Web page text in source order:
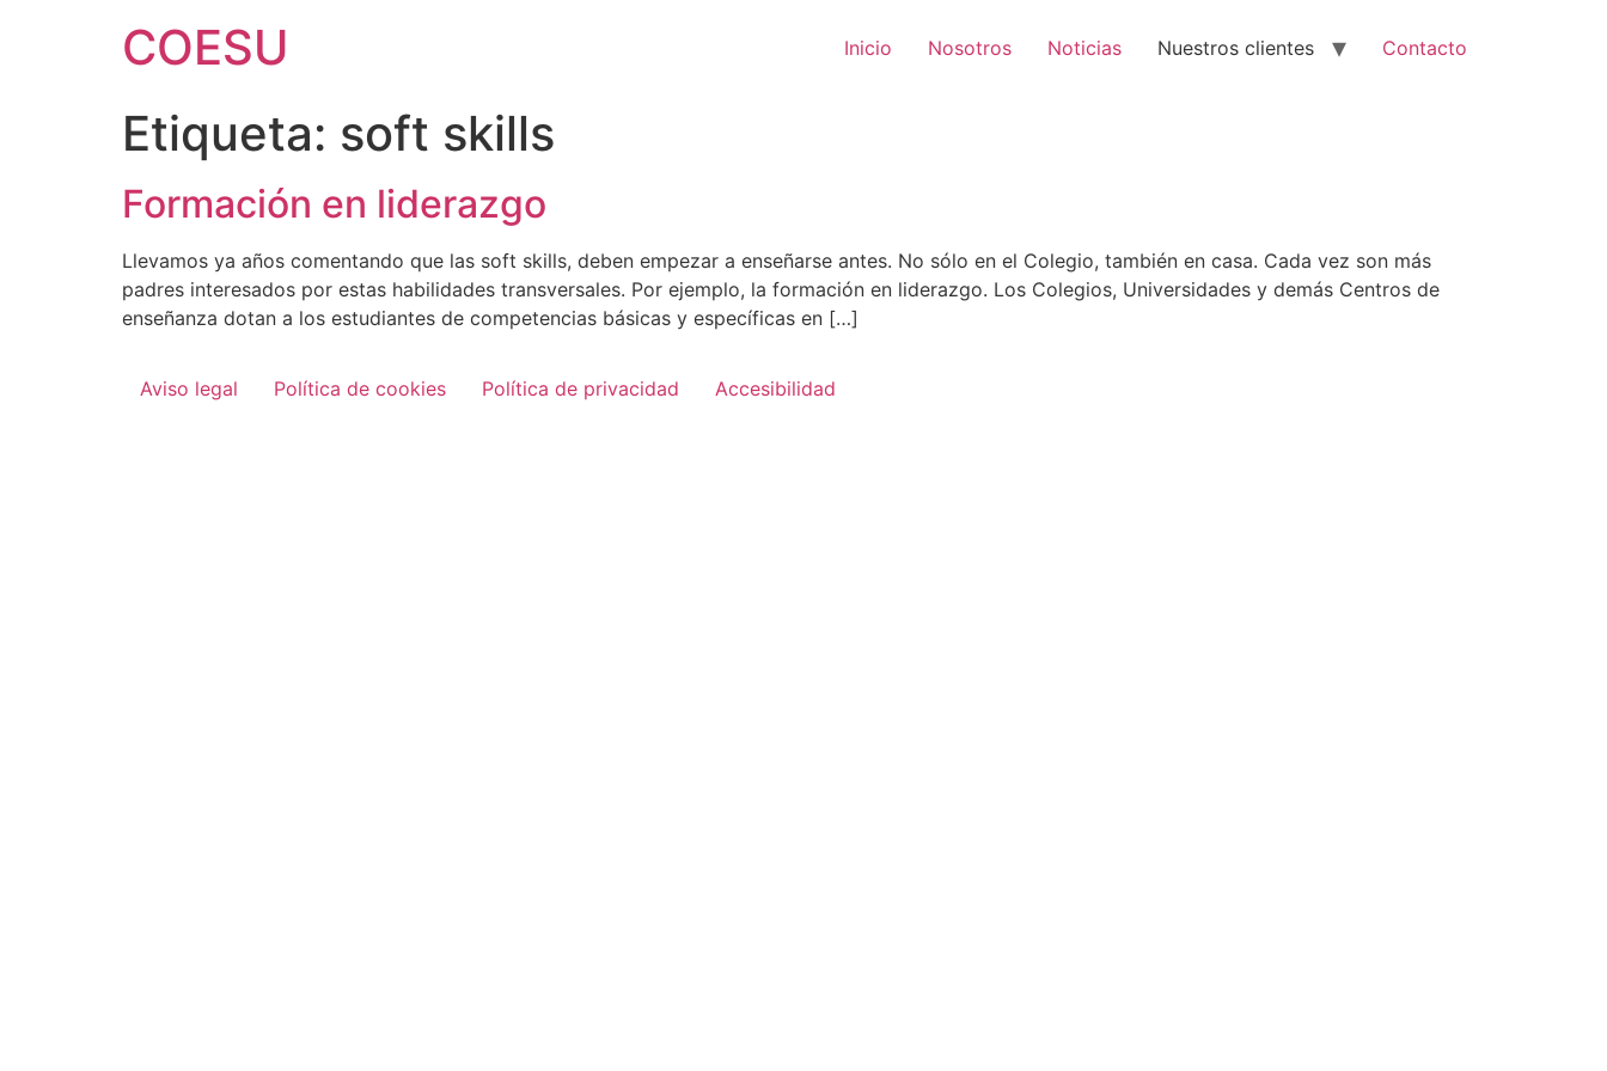
COESU Inicio Nosotros Noticias Nuestros clientes Contacto
Etiqueta: soft skills
Formación en liderazgo
Llevamos ya años comentando que las soft skills, deben empezar a enseñarse antes. No sólo en el Colegio, también en casa. Cada vez son más
padres interesados por estas habilidades transversales. Por ejemplo, la formación en liderazgo. Los Colegios, Universidades y demás Centros de
enseñanza dotan a los estudiantes de competencias básicas y específicas en […]
Aviso legal Política de cookies Política de privacidad Accesibilidad